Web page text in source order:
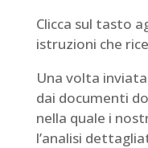
Clicca sul tasto
istruzioni che
Una volta
dai documenti
nella quale i
l’analisi